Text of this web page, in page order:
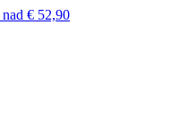
nad € 52,90